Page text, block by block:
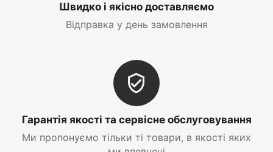
Швидко і якісно доставляємо
Відправка у день замовлення
Гарантія якості та сервісне обслуговування
Ми пропонуємо тільки ті товари, в якості яких